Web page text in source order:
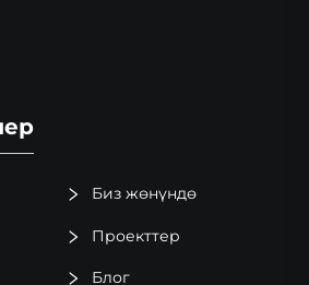
Биз жөнүндө
Проекттер
Блог